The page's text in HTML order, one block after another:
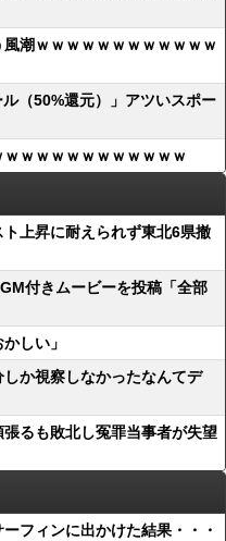
潮ｗｗｗｗｗｗｗｗｗｗｗｗ
（50%還元）」アツいスポー
ｗｗｗｗｗｗｗｗｗｗｗ
上昇に耐えられず東北6県撤
付きムービーを投稿「全部
しい」
か視察しなかったなんてデ
るも敗北し冤罪当事者が失望
フィンに出かけた結果・・・